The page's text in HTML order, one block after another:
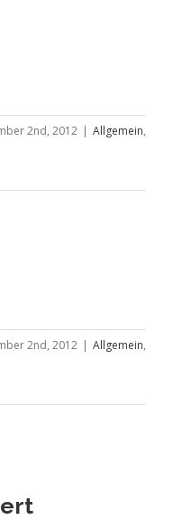
2nd, 2012 | Allgemein,
2nd, 2012 | Allgemein,